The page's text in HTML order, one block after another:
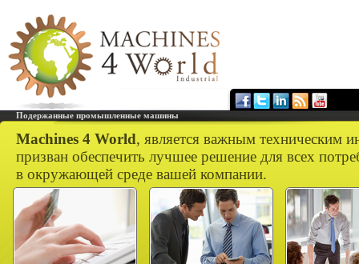
Подержанные промышленные машины
Machines 4 World, является важным техническим
призван обеспечить лучшее решение для всех
в окружающей среде вашей компании.